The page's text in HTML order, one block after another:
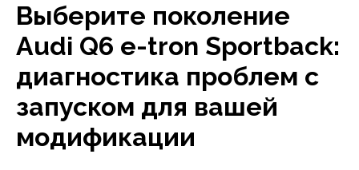
Выберите поколение
Audi Q6 e-tron Sportback:
диагностика проблем с
запуском для вашей
модификации